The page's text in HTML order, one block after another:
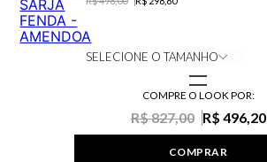
SELECIONE O TAMANHO
COMPRE O LOOK POR:
R$ 827,00 R$ 496,20
COMPRAR